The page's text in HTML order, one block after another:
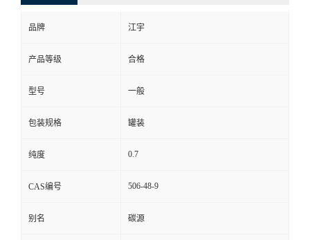
品牌 江宇
产品等级 合格
型号 一般
包装规格 罐装
纯度 0.7
CAS编号 506-48-9
别名 碳源